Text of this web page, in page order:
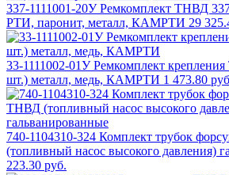
337-1111001-20У Ремкомплект ТНВД
РТИ, паронит, металл, КАМРТИ 29
33-1111002-01У Ремкомплект
шт.) металл, медь, КАМРТИ 1 473.80
740-1104310-324 Комплект трубок
(топливный насос высокого давления)
223.30 руб.